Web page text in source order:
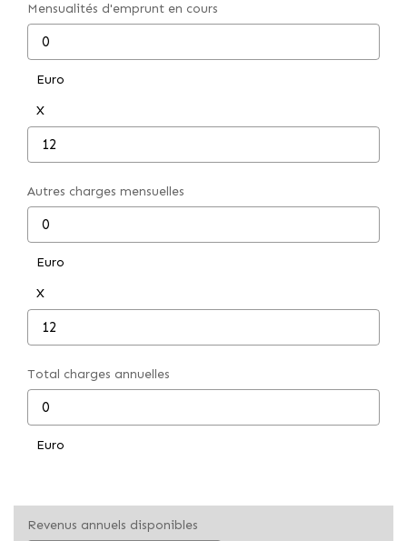
Mensualités d'emprunt en cours
Euro
X
Autres charges mensuelles
Euro
X
Total charges annuelles
Euro
Revenus annuels disponibles